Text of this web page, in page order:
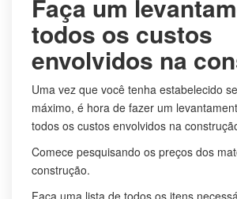
Faça um
todos os custos
envolvidos na
Uma vez que você tenha estabelecido
máximo, é hora de fazer um
todos os custos envolvidos na
Comece pesquisando os preços dos
construção.
Faça uma lista de todos os itens